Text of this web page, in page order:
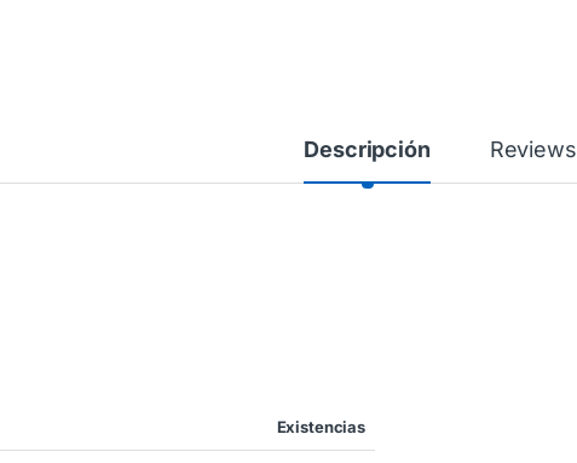
Descripción Reviews
Existencias